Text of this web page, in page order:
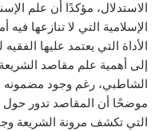
الاستدلال، مؤكدًا أن علم
الإسلامية التي لا تنازعها
الأداة التي يعتمد عليها
إلى أهمية علم مقاصد
الشاطبي، رغم وجود مضمونه
موضحًا أن المقاصد تدور حول
التي تكشف مرونة الشريعة